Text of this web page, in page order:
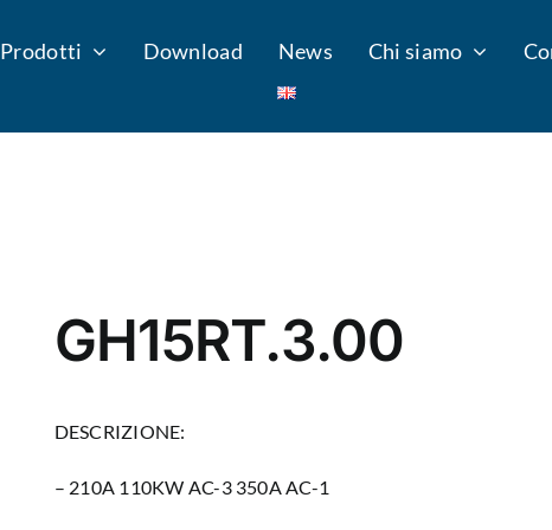
Prodotti Download News Chi siamo
GH15RT.3.00
DESCRIZIONE:
– 210A 110KW AC-3 350A AC-1